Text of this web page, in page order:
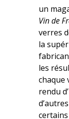
un
Vin de
verres
la
les
chaque
rendu